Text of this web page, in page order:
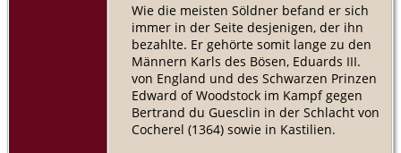
Wie die meisten Söldner befand er sich
immer in der Seite desjenigen, der ihn
bezahlte. Er gehörte somit lange zu den
Männern Karls des Bösen, Eduards III.
von England und des Schwarzen Prinzen
Edward of Woodstock im Kampf gegen
Bertrand du Guesclin in der Schlacht von
Cocherel (1364) sowie in Kastilien.